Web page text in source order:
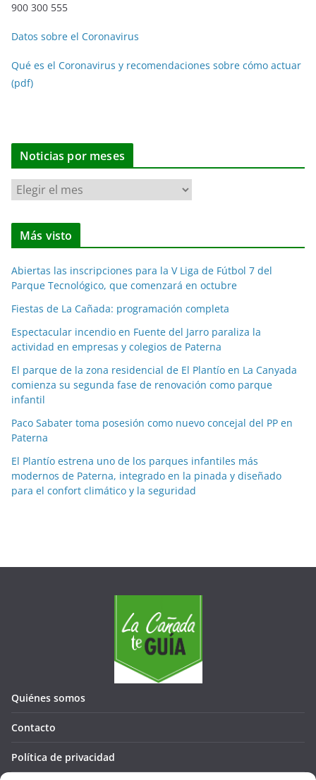
900 300 555
Datos sobre el Coronavirus
Qué es el Coronavirus y recomendaciones sobre cómo actuar
(pdf)
Noticias por meses
N
t
i
a
s
p
o
r
m
e
s
e
Más visto
Abiertas las inscripciones para la V Liga de Fútbol 7 del
Parque Tecnológico, que comenzará en octubre
Fiestas de La Cañada: programación completa
Espectacular incendio en Fuente del Jarro paraliza la
actividad en empresas y colegios de Paterna
El parque de la zona residencial de El Plantío en La Canyada
comienza su segunda fase de renovación como parque
infantil
Paco Sabater toma posesión como nuevo concejal del PP en
Paterna
El Plantío estrena uno de los parques infantiles más
modernos de Paterna, integrado en la pinada y diseñado
para el confort climático y la seguridad
Quiénes somos
Contacto
Política de privacidad